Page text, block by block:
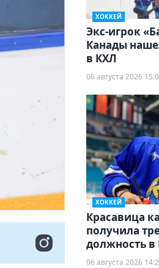
ХОККЕЙ
Экс-игрок
Канады
в КХЛ
06 августа 2026
ХОККЕЙ
Красавица
получила
должность в
06 августа 2026